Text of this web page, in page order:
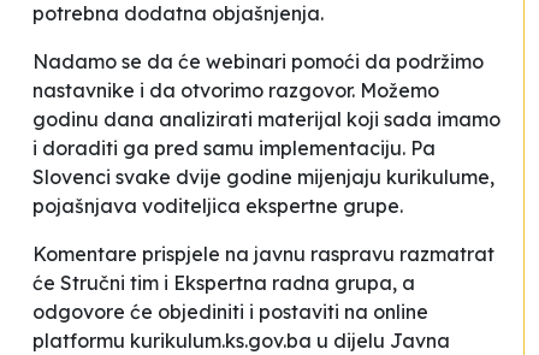
potrebna dodatna objašnjenja.
Nadamo se da će webinari pomoći da podržimo
nastavnike i da otvorimo razgovor. Možemo
godinu dana analizirati materijal koji sada imamo
i doraditi ga pred samu implementaciju. Pa
Slovenci svake dvije godine mijenjaju kurikulume,
pojašnjava voditeljica ekspertne grupe.
Komentare prispjele na javnu raspravu razmatrat
će Stručni tim i Ekspertna radna grupa, a
odgovore će objediniti i postaviti na online
platformu kurikulum.ks.gov.ba u dijelu Javna